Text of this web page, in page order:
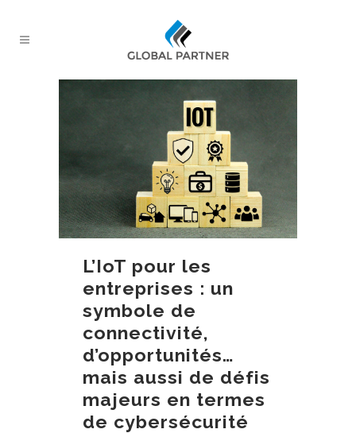
L’IoT pour les
entreprises : un
symbole de
connectivité,
d’opportunités…
mais aussi de défis
majeurs en termes
de cybersécurité